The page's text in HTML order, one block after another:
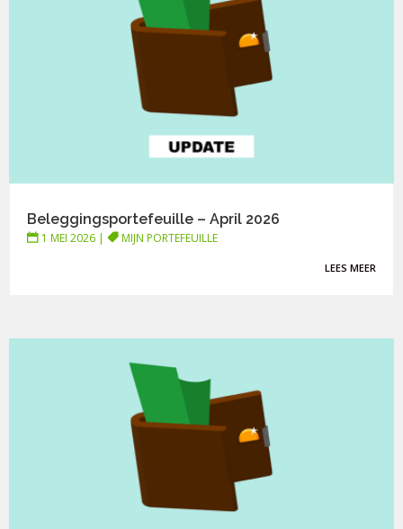
Beleggingsportefeuille – April 2026
1 MEI 2026 | MIJN PORTEFEUILLE
LEES MEER